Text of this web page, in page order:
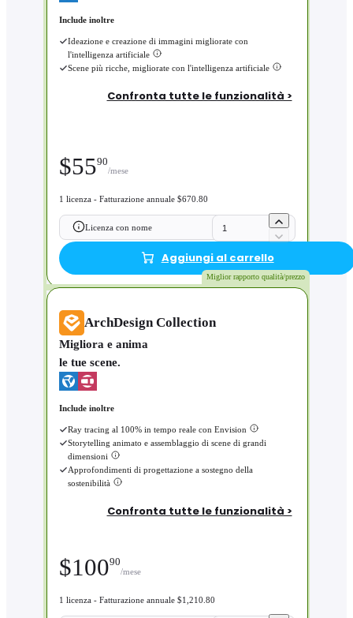
Include inoltre
Ideazione e creazione di immagini migliorate con
l'intelligenza artificiale
Scene più ricche, migliorate con l'intelligenza artificiale
Confronta tutte le funzionalità >
$5590
/mese
1 licenza - Fatturazione annuale $670.80
Licenza con nome
Aggiungi al carrello
Miglior rapporto qualità/prezzo
ArchDesign Collection
Migliora e anima
le tue scene.
Include inoltre
Ray tracing al 100% in tempo reale con Envision
Storytelling animato e assemblaggio di scene di grandi
dimensioni
Approfondimenti di progettazione a sostegno della
sostenibilità
Confronta tutte le funzionalità >
$10090
/mese
1 licenza - Fatturazione annuale $1,210.80